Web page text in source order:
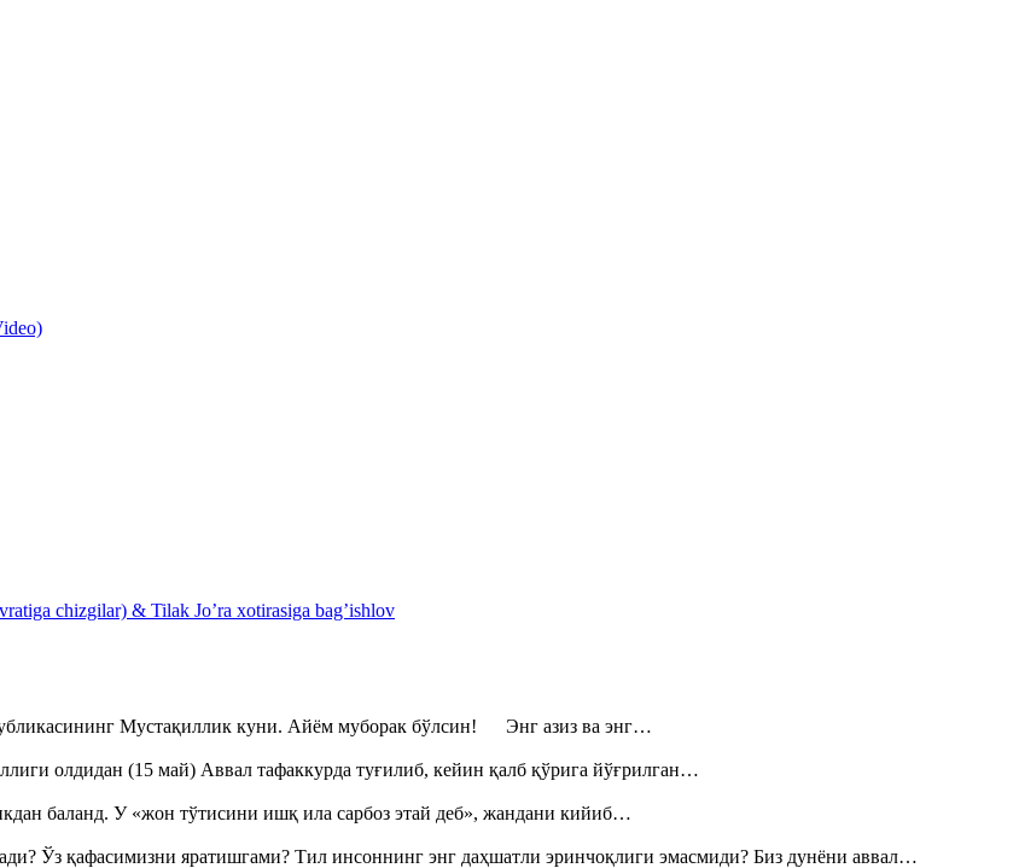
chizgilar) & Tilak Jo’ra xotirasiga bag’ishlov
Мустақиллик куни. Айём муборак бўлсин! Энг азиз ва энг…
олдидан (15 май) Аввал тафаккурда туғилиб, кейин қалб қўрига йўғрилган…
баланд. У «жон тўтисини ишқ ила сарбоз этай деб», жандани кийиб…
Ўз қафасимизни яратишгами? Тил инсоннинг энг даҳшатли эринчоқлиги эмасмиди? Биз дунёни аввал…